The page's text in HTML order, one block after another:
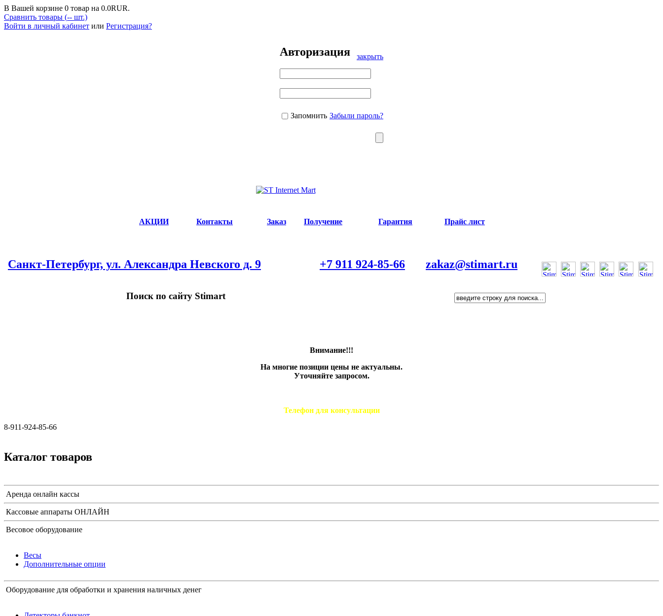
В Вашей корзине 0 товар на 0.0RUR.
Сравнить товары (-- шт.)
Войти в личный кабинет или Регистрация?
Авторизация закрыть
Запомнить Забыли пароль?
АКЦИИ Контакты Заказ Получение Гарантия Прайс лист
Санкт-Петербург, ул. Александра Невского д. 9 +7 911 924-85-66 zakaz@stimart.ru
Поиск по сайту Stimart
Внимание!!!
На многие позиции цены не актуальны.
Уточняйте запросом.
Телефон для консультации
8-911-924-85-66
Каталог товаров
Аренда онлайн кассы
Кассовые аппараты ОНЛАЙН
Весовое оборудование
Весы
Дополнительные опции
Оборудование для обработки и хранения наличных денег